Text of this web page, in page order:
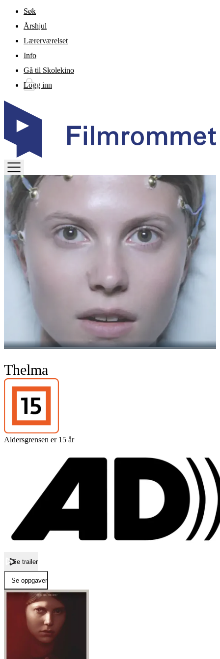
Gå til hovedinnhold
Søk
Årshjul
Lærerværelset
Info
Gå til Skolekino
Logg inn
TOGGLE
MENU
Thelma
Aldersgrensen er 15 år
Se trailer
Se oppgaver
ForsideThelma
Thelma